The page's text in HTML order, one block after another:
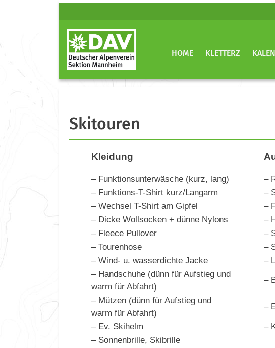
HOME KLETTERZ
Skitouren
Kleidung
– Funktionsunterwäsche (kurz, lang)
–
– Funktions-T-Shirt kurz/Langarm
–
– Wechsel T-Shirt am Gipfel
–
– Dicke Wollsocken + dünne Nylons
–
– Fleece Pullover
–
– Tourenhose
–
– Wind- u. wasserdichte Jacke
–
– Handschuhe (dünn für Aufstieg und
warm für Abfahrt)
–
– Mützen (dünn für Aufstieg und
warm für Abfahrt)
–
– Ev. Skihelm
–
– Sonnenbrille, Skibrille